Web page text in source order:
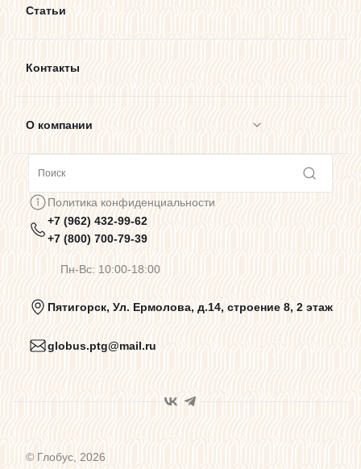
Статьи
Контакты
О компании
Предупреждения о цветопередаче
Политика конфиденциальности
Пользовательское соглашение
Программа лояльности
Политика конфиденциальности
+7 (962) 432-99-62
+7 (800) 700-79-39
Пн-Вс: 10:00-18:00
Пятигорск, Ул. Ермолова, д.14, строение 8, 2 этаж
globus.ptg@mail.ru
© Глобус, 2026